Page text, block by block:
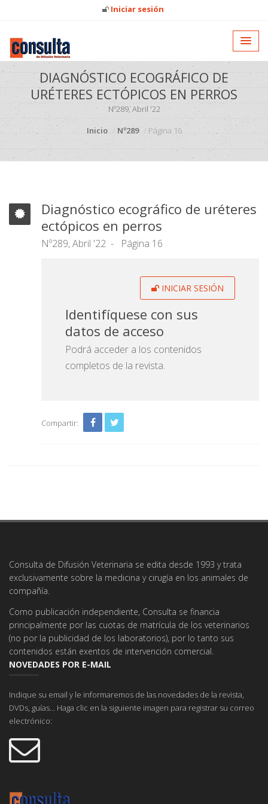
Iniciar sesión
DIAGNÓSTICO ECOGRÁFICO DE
URÉTERES ECTÓPICOS EN PERROS
Nº289, Abril '22
Inicio
Nº289 Página 16
Diagnóstico ecográfico de uréteres
ectópicos en perros
Nº289, Abril '22 Página 16
INICIAR SESIÓN
Identifíquese con sus
datos de acceso
Podrá acceder a los contenidos
completos de la revista.
Compartir:
Consulta de Difusión Veterinaria se edita desde 1993 y trata
exclusivamente sobre la medicina y cirugía en los animales de
compañía.
Como publicación independiente, Consulta se financia
principalmente por las cuotas de matrícula de los veterinarios
(no por la publicidad de los laboratorios), por lo tanto sus
contenidos están exentos de intervención comercial.
NOVEDADES POR E-MAIL
Indique su email y le informaremos de las novedades de la revista,
DVDs, guías... Haga clic en la siguiente imagen para registrar su correo
electrónico: